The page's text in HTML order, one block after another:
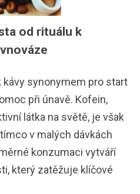
od rituálu k
kávy synonymem pro start
při únavě. Kofein,
látka na světě, je však
v malých dávkách
konzumaci vytváří
který zatěžuje klíčové